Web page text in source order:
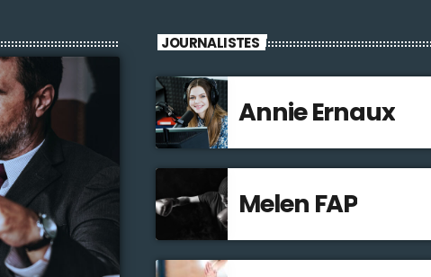
JOURNALISTES
Annie Ernaux
Melen FAP